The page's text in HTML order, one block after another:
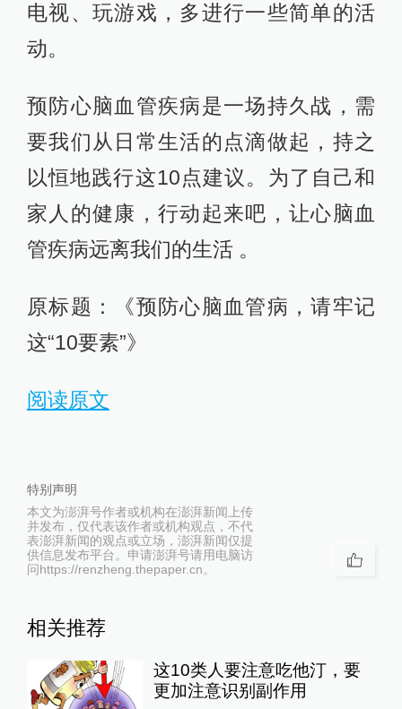
电视、玩游戏，多进行一些简单的活
动。
预防心脑血管疾病是一场持久战，需
要我们从日常生活的点滴做起，持之
以恒地践行这10点建议。为了自己和
家人的健康，行动起来吧，让心脑血
管疾病远离我们的生活 。
原标题：《预防心脑血管病，请牢记
这“10要素”》
阅读原文
特别声明
本文为澎湃号作者或机构在澎湃新闻上传
并发布，仅代表该作者或机构观点，不代
表澎湃新闻的观点或立场，澎湃新闻仅提
供信息发布平台。申请澎湃号请用电脑访
问https://renzheng.thepaper.cn。
相关推荐
这10类人要注意吃他汀，要
更加注意识别副作用